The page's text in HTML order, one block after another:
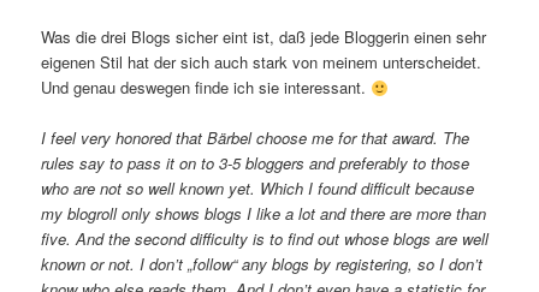
Was die drei Blogs sicher eint ist, daß jede Bloggerin einen sehr
eigenen Stil hat der sich auch stark von meinem unterscheidet.
Und genau deswegen finde ich sie interessant.
I feel very honored that Bärbel choose me for that award. The
rules say to pass it on to 3-5 bloggers and preferably to those
who are not so well known yet. Which I found difficult because
my blogroll only shows blogs I like a lot and there are more than
five. And the second difficulty is to find out whose blogs are well
known or not. I don’t „follow“ any blogs by registering, so I don’t